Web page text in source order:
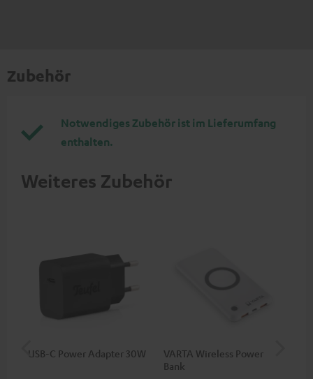
Zubehör
Notwendiges Zubehör ist im Lieferumfang
enthalten.
Weiteres Zubehör
USB-C Power Adapter 30W
VARTA Wireless Power
Bank